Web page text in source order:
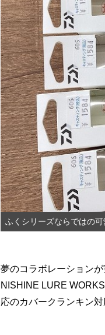
ふくシリーズならではの可
夢のコラボレーションが
NISHINE LURE
応のカバークランキン